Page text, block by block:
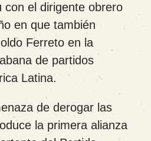
con el dirigente obrero
en que también
Ferreto en la
de partidos
Latina.
de derogar las
la primera alianza